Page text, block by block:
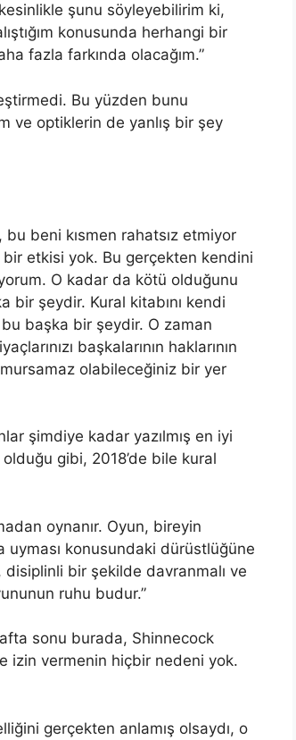
şunu söyleyebilirim ki,
konusunda herhangi bir
fazla farkında olacağım.”
Bu yüzden bunu
ve optiklerin de yanlış bir şey
beni kısmen rahatsız etmiyor
etkisi yok. Bu gerçekten kendini
O kadar da kötü olduğunu
bir şeydir. Kural kitabını kendi
bu başka bir şeydir. O zaman
başkalarının haklarının
olabileceğiniz bir yer
şimdiye kadar yazılmış en iyi
gibi, 2018’de bile kural
oynanır. Oyun, bireyin
uyması konusundaki dürüstlüğüne
bir şekilde davranmalı ve
ruhu budur.”
sonu burada, Shinnecock
izin vermenin hiçbir nedeni yok.
gerçekten anlamış olsaydı, o